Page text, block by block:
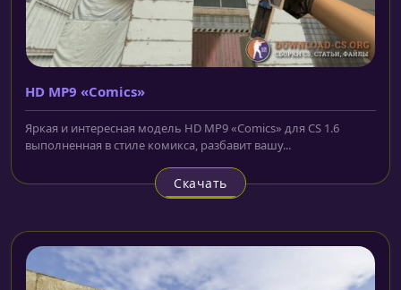
HD MP9 «Comics»
Яркая и интересная модель HD MP9 «Comics» для CS 1.6
выполненная в стиле комикса, разбавит вашу...
Скачать